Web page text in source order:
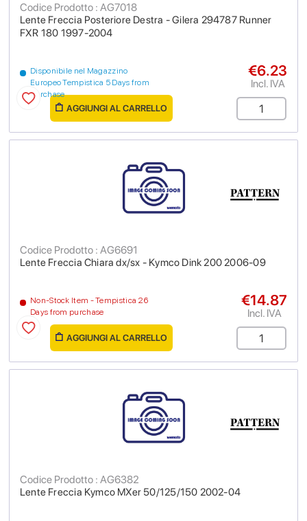
Lente Freccia Posteriore Destra - Gilera 294787 Runner
FXR 180 1997-2004
Codice Prodotto : AG7018
Disponibile nel Magazzino
Europeo Tempistica 5 Days from
purchase
€6.23
Incl. IVA
AGGIUNGI AL CARRELLO
Lente Freccia Chiara dx/sx - Kymco Dink 200 2006-09
Codice Prodotto : AG6691
Non-Stock Item - Tempistica 26
Days from purchase
€14.87
Incl. IVA
AGGIUNGI AL CARRELLO
Lente Freccia Kymco MXer 50/125/150 2002-04
Codice Prodotto : AG6382